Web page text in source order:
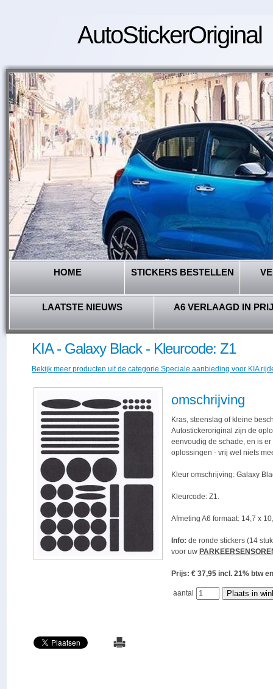
AutoStickerOriginal
HOME STICKERS BESTELLEN
LAATSTE NIEUWS A6 VERLAAGD IN
KIA - Galaxy Black - Kleurcode: Z1
Bekijk meer producten uit de categorie Speciale aanbieding voor KIA
omschrijving
Kras, steenslag of kleine
Autostickeroriginal zijn de
eenvoudig de schade, en is
oplossingen - vrij wel niets
Kleur omschrijving: Galaxy
Kleurcode: Z1.
Afmeting A6 formaat: 14,7 x
Info: de ronde stickers (14
voor uw
Prijs: € 37,95 incl. 21% btw
aantal